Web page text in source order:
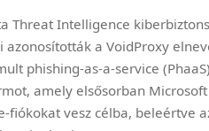
Threat Intelligence
azonosították a VoidProxy
phishing-as-a-service (PhaaS)
amely elsősorban
fiókokat vesz célba, beleértve